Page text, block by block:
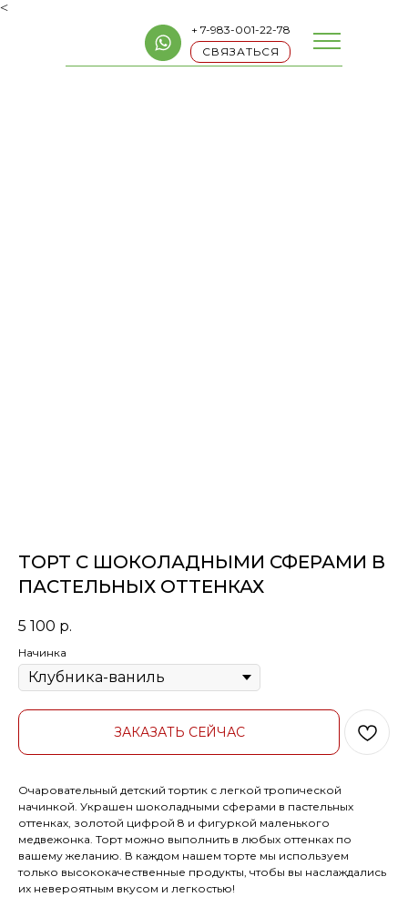
<
+ 7-983-001-22-78
СВЯЗАТЬСЯ
ТОРТ С ШОКОЛАДНЫМИ СФЕРАМИ В
ПАСТЕЛЬНЫХ ОТТЕНКАХ
5 100 р.
Начинка
ЗАКАЗАТЬ СЕЙЧАС
Очаровательный детский тортик с легкой тропической
начинкой. Украшен шоколадными сферами в пастельных
оттенках, золотой цифрой 8 и фигуркой маленького
медвежонка. Торт можно выполнить в любых оттенках по
вашему желанию. В каждом нашем торте мы используем
только высококачественные продукты, чтобы вы наслаждались
их невероятным вкусом и легкостью!